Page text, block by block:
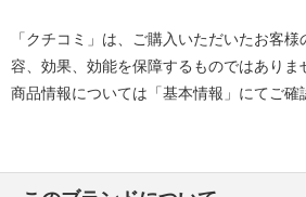
「クチコミ」は、ご購入いただいたお客
容、効果、効能を保障するものではありま
商品情報については「基本情報」にてご確